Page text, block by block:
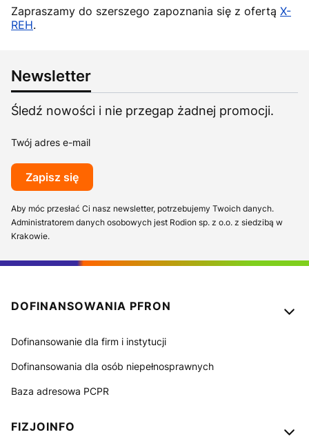
Zapraszamy do szerszego zapoznania się z ofertą X-
REH.
Newsletter
Śledź nowości i nie przegap żadnej promocji.
Twój adres e-mail
Zapisz się
Aby móc przesłać Ci nasz newsletter, potrzebujemy Twoich danych.
Administratorem danych osobowych jest Rodion sp. z o.o. z siedzibą w
Krakowie.
Linki w stopce
DOFINANSOWANIA PFRON
Dofinansowanie dla firm i instytucji
Dofinansowania dla osób niepełnosprawnych
Baza adresowa PCPR
FIZJOINFO